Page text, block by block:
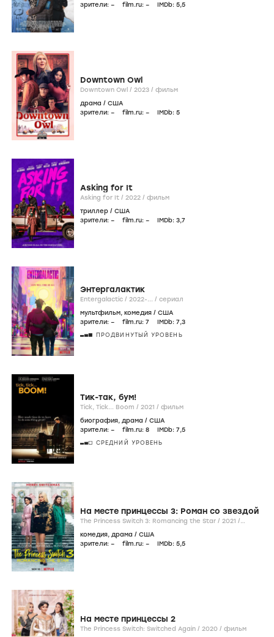
зрители: – film.ru: – IMDb: 5,5
Downtown Owl
Downtown Owl / 2023 / фильм
драма / США
зрители: – film.ru: – IMDb: 5
Asking for It
Asking for It / 2022 / фильм
триллер / США
зрители: – film.ru: – IMDb: 3,7
Энтергалактик
Entergalactic / 2022-... / сериал
мультфильм, комедия / США
зрители: – film.ru: 7 IMDb: 7,3
ПРОДВИНУТЫЙ УРОВЕНЬ
Тик-так, бум!
Tick, Tick... Boom / 2021 / фильм
биография, драма / США
зрители: – film.ru: 8 IMDb: 7,5
СРЕДНИЙ УРОВЕНЬ
На месте принцессы 3: Роман со звездой
The Princess Switch 3: Romancing the Star / 2021 /
комедия, драма / США
зрители: – film.ru: – IMDb: 5,5
На месте принцессы 2
The Princess Switch: Switched Again / 2020 / фильм